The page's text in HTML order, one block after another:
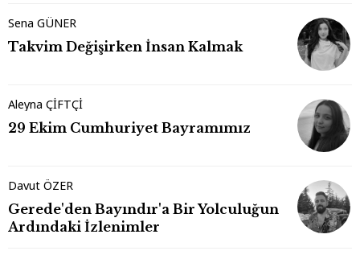
Sena GÜNER
Takvim Değişirken İnsan Kalmak
Aleyna ÇİFTÇİ
29 Ekim Cumhuriyet Bayramımız
Davut ÖZER
Gerede'den Bayındır'a Bir Yolculuğun
Ardındaki İzlenimler